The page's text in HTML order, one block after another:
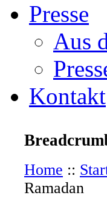
Presse
Aus
Kontakt
Home ::
Ramadan